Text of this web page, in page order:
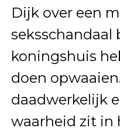
Dijk over een
seksschandaal
koningshuis
doen
daadwerkelijk
waarheid zit in